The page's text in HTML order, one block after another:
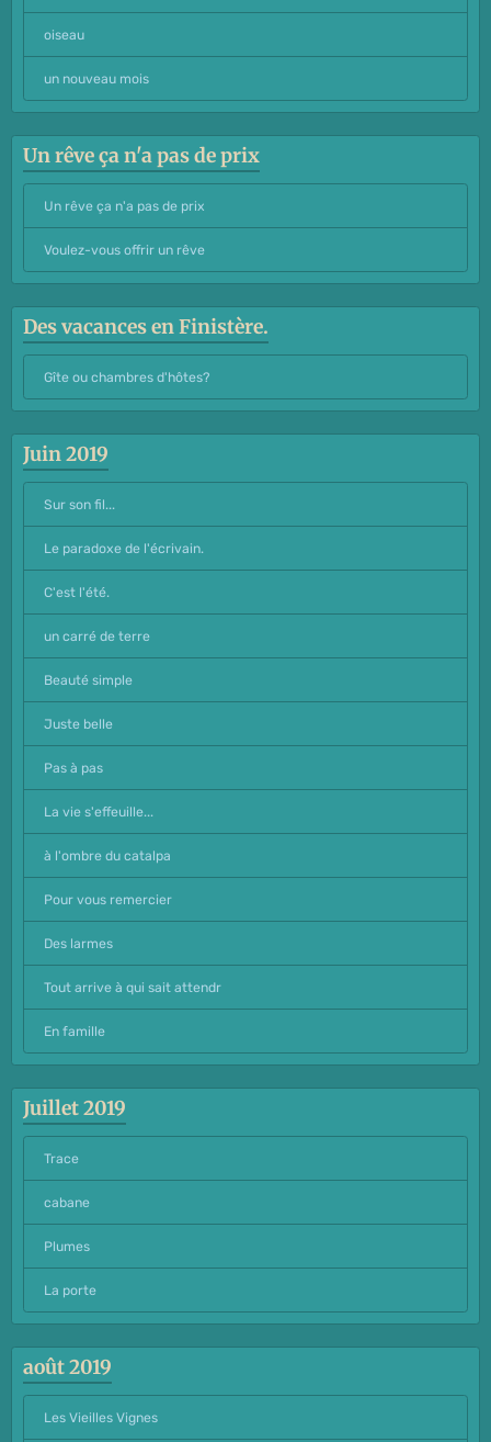
oiseau
un nouveau mois
Un rêve ça n'a pas de prix
Un rêve ça n'a pas de prix
Voulez-vous offrir un rêve
Des vacances en Finistère.
Gîte ou chambres d'hôtes?
Juin 2019
Sur son fil...
Le paradoxe de l'écrivain.
C'est l'été.
un carré de terre
Beauté simple
Juste belle
Pas à pas
La vie s'effeuille...
à l'ombre du catalpa
Pour vous remercier
Des larmes
Tout arrive à qui sait attendr
En famille
Juillet 2019
Trace
cabane
Plumes
La porte
août 2019
Les Vieilles Vignes